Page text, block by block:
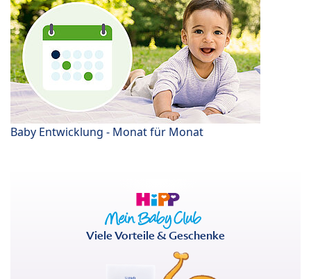
Baby Entwicklung - Monat für Monat
Viele Vorteile & Geschenke